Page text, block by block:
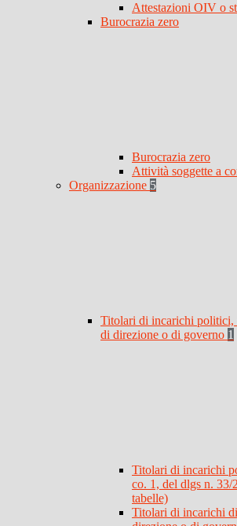
Attestazioni OIV o
Burocrazia zero
Burocrazia zero
Attività soggette a
Organizzazione 5
Titolari di incarichi politici,
di direzione o di governo 1
Titolari di incarichi
co. 1, del dlgs n. 33/
tabelle)
Titolari di incarichi